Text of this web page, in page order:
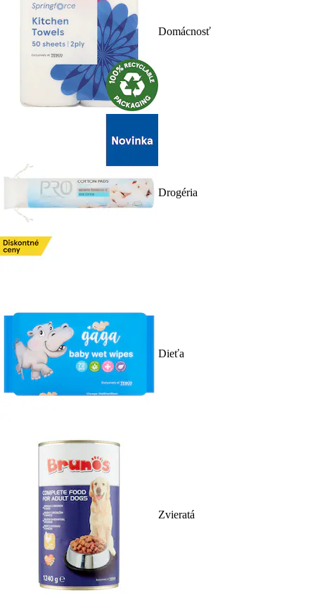
Domácnosť
Drogéria
Dieťa
Zvieratá